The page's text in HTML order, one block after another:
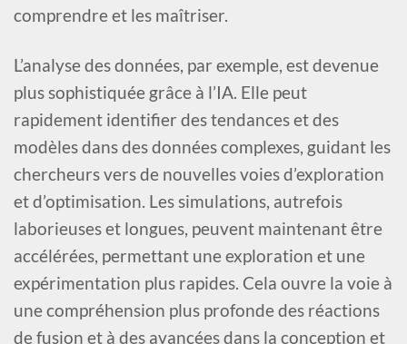
comprendre et les maîtriser.
L’analyse des données, par exemple, est devenue
plus sophistiquée grâce à l’IA. Elle peut
rapidement identifier des tendances et des
modèles dans des données complexes, guidant les
chercheurs vers de nouvelles voies d’exploration
et d’optimisation. Les simulations, autrefois
laborieuses et longues, peuvent maintenant être
accélérées, permettant une exploration et une
expérimentation plus rapides. Cela ouvre la voie à
une compréhension plus profonde des réactions
de fusion et à des avancées dans la conception et